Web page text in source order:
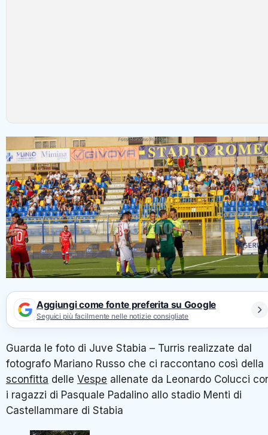
Aggiungi come fonte preferita su Google
Seguici più facilmente nelle notizie consigliate
Guarda le foto di Juve Stabia – Turris realizzate dal
fotografo Mariano Russo che ci raccontano così della
sconfitta delle Vespe allenate da Leonardo Colucci
i ragazzi di Pasquale Padalino allo stadio Menti di
Castellammare di Stabia